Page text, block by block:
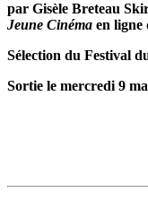
par Gisèle Breteau
Jeune Cinéma en ligne
Sélection du Festival
Sortie le mercredi 9